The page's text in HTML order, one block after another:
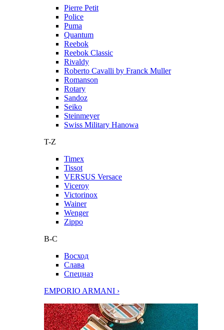
Pierre Petit
Police
Puma
Quantum
Reebok
Reebok Classic
Rivaldy
Roberto Cavalli by Franck Muller
Romanson
Rotary
Sandoz
Seiko
Steinmeyer
Swiss Military Hanowa
T-Z
Timex
Tissot
VERSUS Versace
Viceroy
Victorinox
Wainer
Wenger
Zippo
В-С
Восход
Слава
Спецназ
EMPORIO ARMANI ›